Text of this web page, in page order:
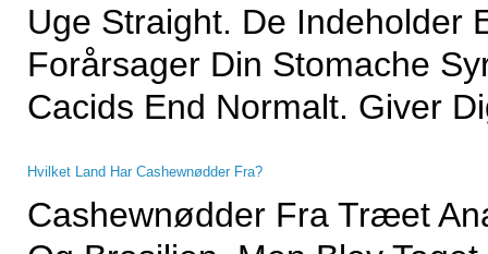
Uge Straight. De Indeholder
Forårsager Din Stomache
Cacids End Normalt. Giver
Hvilket Land Har Cashewnødder Fra?
Cashewnødder Fra Træet